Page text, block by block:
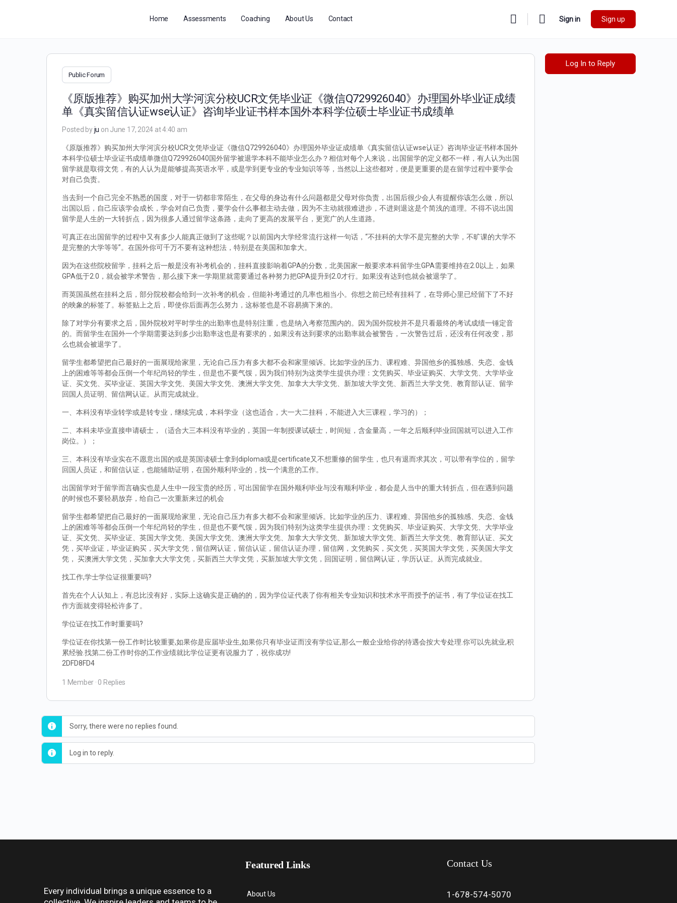
Home Assessments Coaching About Us Contact Sign in Sign up
Public Forum
《原版推荐》购买加州大学河滨分校UCR文凭毕业证《微信Q729926040》办理国外毕业证成绩
单《真实留信认证wse认证》咨询毕业证书样本国外本科学位硕士毕业证书成绩单
Posted byju on June 17, 2024 at 4:40 am
《原版推荐》购买加州大学河滨分校UCR文凭毕业证《微信Q729926040》办理国外毕业证成绩单《真实留信认证wse认证》咨询毕业证书样本国外
本科学位硕士毕业证书成绩单微信Q729926040国外留学被退学本科不能毕业怎么办？相信对每个人来说，出国留学的定义都不一样，有人认为出国
留学就是取得文凭，有的人认为是能够提高英语水平，或是学到更专业的专业知识等等，当然以上这些都对，便是更重要的是在留学过程中要学会
对自己负责。
当去到一个自己完全不熟悉的国度，对于一切都非常陌生，在父母的身边有什么问题都是父母对你负责，出国后很少会人有提醒你该怎么做，所以
出国以后，自己应该学会成长，学会对自己负责，要学会什么事都主动去做，因为不主动就很难进步，不进则退这是个简浅的道理。不得不说出国
留学是人生的一大转折点，因为很多人通过留学这条路，走向了更高的发展平台，更宽广的人生道路。
可真正在出国留学的过程中又有多少人能真正做到了这些呢？以前国内大学经常流行这样一句话，“不挂科的大学不是完整的大学，不旷课的大学不
是完整的大学等等”。在国外你可千万不要有这种想法，特别是在美国和加拿大。
因为在这些院校留学，挂科之后一般是没有补考机会的，挂科直接影响着GPA的分数，北美国家一般要求本科留学生GPA需要维持在2.0以上，如果
GPA低于2.0，就会被学术警告，那么接下来一学期里就需要通过各种努力把GPA提升到2.0才行。如果没有达到也就会被退学了。
而英国虽然在挂科之后，部分院校都会给到一次补考的机会，但能补考通过的几率也相当小。你想之前已经有挂科了，在导师心里已经留下了不好
的映象的标签了。标签贴上之后，即使你后面再怎么努力，这标签也是不容易摘下来的。
除了对学分有要求之后，国外院校对平时学生的出勤率也是特别注重，也是纳入考察范围内的。因为国外院校并不是只看最终的考试成绩一锤定音
的。而留学生在国外一个学期需要达到多少出勤率这也是有要求的，如果没有达到要求的出勤率就会被警告，一次警告过后，还没有任何改变，那
么也就会被退学了。
留学生都希望把自己最好的一面展现给家里，无论自己压力有多大都不会和家里倾诉。比如学业的压力、课程难、异国他乡的孤独感、失恋、金钱
上的困难等等都会压倒一个年纪尚轻的学生，但是也不要气馁，因为我们特别为这类学生提供办理：文凭购买、毕业证购买、大学文凭、大学毕业
证、买文凭、买毕业证、英国大学文凭、美国大学文凭、澳洲大学文凭、加拿大大学文凭、新加坡大学文凭、新西兰大学文凭、教育部认证、留学
回国人员证明、留信网认证。从而完成就业。
一、本科没有毕业转学或是转专业，继续完成，本科学业（这也适合，大一大二挂科，不能进入大三课程，学习的）；
二、本科未毕业直接申请硕士，（适合大三本科没有毕业的，英国一年制授课试硕士，时间短，含金量高，一年之后顺利毕业回国就可以进入工作
岗位。）；
三、本科没有毕业实在不愿意出国的或是英国读硕士拿到diploma或是certificate又不想重修的留学生，也只有退而求其次，可以带有学位的，留学
回国人员证，和留信认证，也能辅助证明，在国外顺利毕业的，找一个满意的工作。
出国留学对于留学而言确实也是人生中一段宝贵的经历，可出国留学在国外顺利毕业与没有顺利毕业，都会是人当中的重大转折点，但在遇到问题
的时候也不要轻易放弃，给自己一次重新来过的机会
留学生都希望把自己最好的一面展现给家里，无论自己压力有多大都不会和家里倾诉。比如学业的压力、课程难、异国他乡的孤独感、失恋、金钱
上的困难等等都会压倒一个年纪尚轻的学生，但是也不要气馁，因为我们特别为这类学生提供办理：文凭购买、毕业证购买、大学文凭、大学毕业
证、买文凭、买毕业证、英国大学文凭、美国大学文凭、澳洲大学文凭、加拿大大学文凭、新加坡大学文凭、新西兰大学文凭、教育部认证、买文
凭，买毕业证，毕业证购买，买大学文凭，留信网认证，留信认证，留信认证办理，留信网，文凭购买，买文凭，买英国大学文凭，买美国大学文
凭， 买澳洲大学文凭，买加拿大大学文凭，买新西兰大学文凭，买新加坡大学文凭，回国证明，留信网认证，学历认证。从而完成就业。
找工作,学士学位证很重要吗?
首先在个人认知上，有总比没有好，实际上这确实是正确的的，因为学位证代表了你有相关专业知识和技术水平而授予的证书，有了学位证在找工
作方面就变得轻松许多了。
学位证在找工作时重要吗?
学位证在你找第一份工作时比较重要,如果你是应届毕业生,如果你只有毕业证而没有学位证,那么一般企业给你的待遇会按大专处理.你可以先就业,积
累经验.找第二份工作时你的工作业绩就比学位证更有说服力了，祝你成功!
2DFD8FD4
1 Member · 0 Replies
Sorry, there were no replies found.
Log in to reply.
Log In to Reply
Every individual brings a unique essence to a
Featured Links
About Us
Contact Us
1-678-574-5070